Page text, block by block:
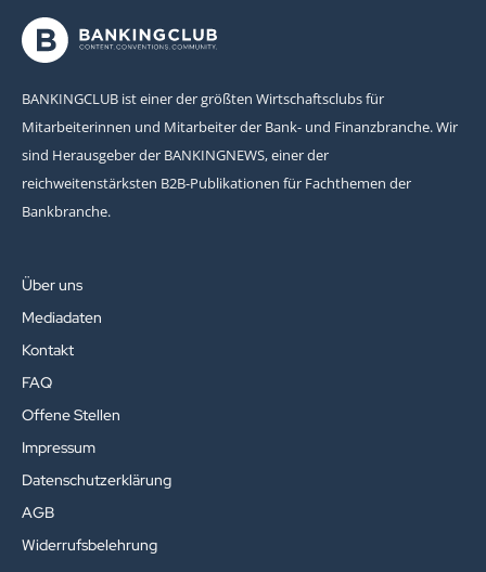
BANKINGCLUB ist einer der größten Wirtschaftsclubs für
Mitarbeiterinnen und Mitarbeiter der Bank- und Finanzbranche. Wir
sind Herausgeber der BANKINGNEWS, einer der
reichweitenstärksten B2B-Publikationen für Fachthemen der
Bankbranche.
Über uns
Mediadaten
Kontakt
FAQ
Offene Stellen
Impressum
Datenschutzerklärung
AGB
Widerrufsbelehrung